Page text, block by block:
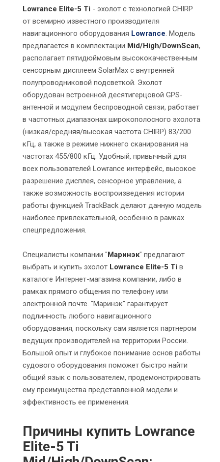
Lowrance Elite-5 Ti - эхолот с технологией CHIRP
от всемирно известного производителя
навигационного оборудования Lowrance. Модель
предлагается в комплектации Mid/High/DownScan,
располагает пятидюймовым высококачественным
сенсорным дисплеем SolarMax с внутренней
полупроводниковой подсветкой. Эхолот
оборудован встроенной десятигерцовой GPS-
антенной и модулем беспроводной связи, работает
в частотных диапазонах широкополосного эхолота
(низкая/средняя/высокая частота CHIRP) 83/200
кГц, а также в режиме нижнего сканирования на
частотах 455/800 кГц. Удобный, привычный для
всех пользователей Lowrance интерфейс, высокое
разрешение дисплея, сенсорное управление, а
также возможность воспроизведения истории
работы функцией TrackBack делают данную модель
наиболее привлекательной, особенно в рамках
спецпредложения.
Специалисты компании "Маринэк" предлагают
выбрать и купить эхолот Lowrance Elite-5 Ti в
каталоге Интернет-магазина компании, либо в
рамках прямого общения по телефону или
электронной почте. "Маринэк" гарантирует
подлинность любого навигационного
оборудования, поскольку сам является партнером
ведущих производителей на территории России.
Большой опыт и глубокое понимание основ работы
судового оборудования поможет быстро найти
общий язык с пользователем, продемонстрировать
ему преимущества представленной модели и
эффективность ее применения.
Причины купить Lowrance
Elite-5 Ti